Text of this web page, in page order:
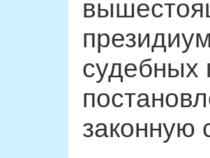
судебных
законную